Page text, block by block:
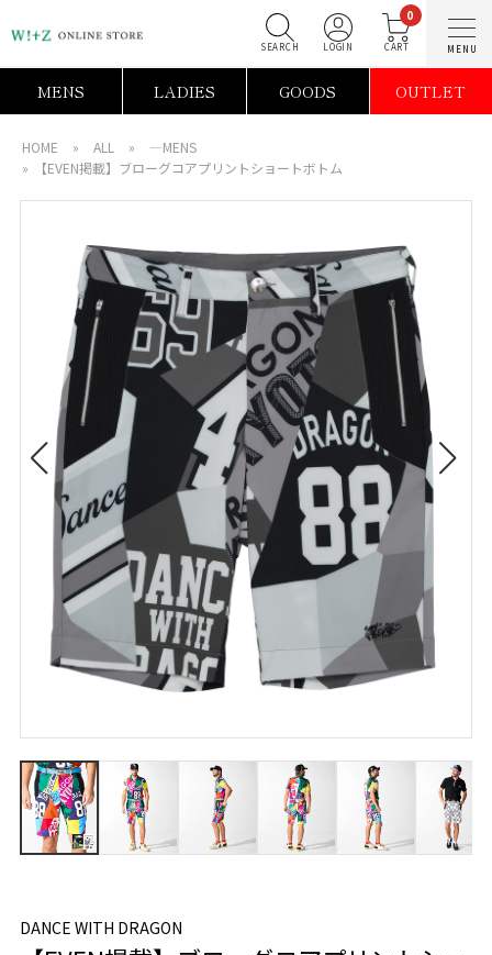
0
MENS LADIES GOODS OUTLET
HOME » ALL »
―MENS
»
【EVEN掲載】ブローグコアプリントショートボトム
DANCE WITH DRAGON